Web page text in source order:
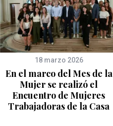
18 marzo 2026
En el marco del Mes de la
Mujer se realizó el
Encuentro de Mujeres
Trabajadoras de la Casa